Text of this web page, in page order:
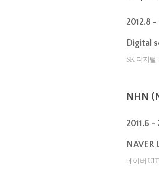
2012.8 -
Digital
SK 디지털
NHN
2011.6 -
네이버